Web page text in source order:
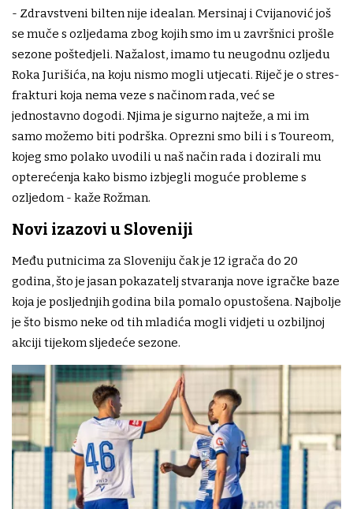
- Zdravstveni bilten nije idealan. Mersinaj i Cvijanović još
se muče s ozljedama zbog kojih smo im u završnici prošle
sezone poštedjeli. Nažalost, imamo tu neugodnu ozljedu
Roka Jurišića, na koju nismo mogli utjecati. Riječ je o stres-
frakturi koja nema veze s načinom rada, već se
jednostavno dogodi. Njima je sigurno najteže, a mi im
samo možemo biti podrška. Oprezni smo bili i s Toureom,
kojeg smo polako uvodili u naš način rada i dozirali mu
opterećenja kako bismo izbjegli moguće probleme s
ozljedom - kaže Rožman.
Novi izazovi u Sloveniji
Među putnicima za Sloveniju čak je 12 igrača do 20
godina, što je jasan pokazatelj stvaranja nove igračke baze
koja je posljednjih godina bila pomalo opustošena. Najbolje
je što bismo neke od tih mladića mogli vidjeti u ozbiljnoj
akciji tijekom sljedeće sezone.